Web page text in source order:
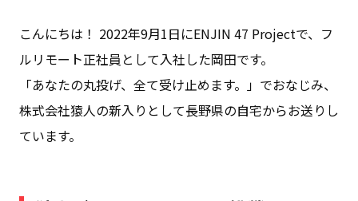
こんにちは！ 2022年9月1日にENJIN 47 Projectで、フ
ルリモート正社員として入社した岡田です。
「あなたの丸投げ、全て受け止めます。」でおなじみ、
株式会社猿人の新入りとして長野県の自宅からお送りし
ています。